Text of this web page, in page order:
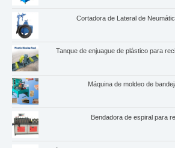
Cortadora de Lateral de
Tanque de enjuague de plástico para
Máquina de moldeo de
Bendadora de espiral para